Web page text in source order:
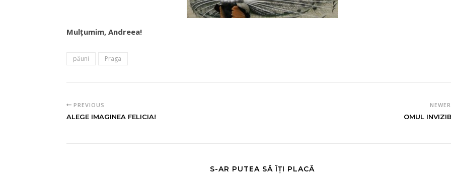
Mulţumim, Andreea!
păuni Praga
PREVIOUS
ALEGE IMAGINEA FELICIA! OMUL
S-AR PUTEA SĂ ÎȚI PLACĂ